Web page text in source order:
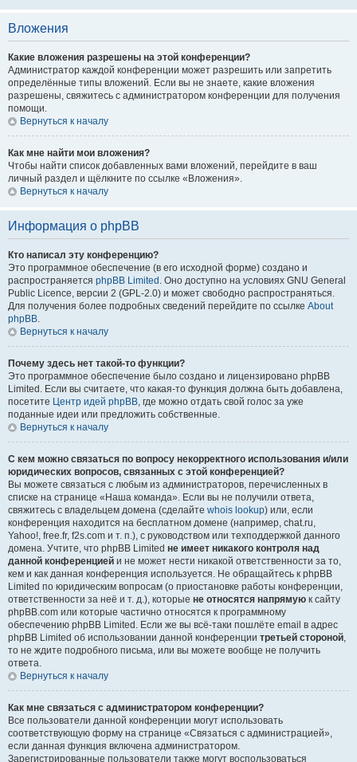
Вложения
Какие вложения разрешены на этой конференции?
Администратор каждой конференции может разрешить или запретить
определённые типы вложений. Если вы не знаете, какие вложения
разрешены, свяжитесь с администратором конференции для получения
помощи.
Вернуться к началу
Как мне найти мои вложения?
Чтобы найти список добавленных вами вложений, перейдите в ваш
личный раздел и щёлкните по ссылке «Вложения».
Вернуться к началу
Информация о phpBB
Кто написал эту конференцию?
Это программное обеспечение (в его исходной форме) создано и
распространяется phpBB Limited . Оно доступно на условиях GNU General
Public Licence, версии 2 (GPL-2.0) и может свободно распространяться.
Для получения более подробных сведений перейдите по ссылке About
phpBB.
Вернуться к началу
Почему здесь нет такой-то функции?
Это программное обеспечение было создано и лицензировано phpBB
Limited. Если вы считаете, что какая-то функция должна быть добавлена,
посетите Центр идей phpBB, где можно отдать свой голос за уже
поданные идеи или предложить собственные.
Вернуться к началу
С кем можно связаться по вопросу некорректного использования и/или
юридических вопросов, связанных с этой конференцией?
Вы можете связаться с любым из администраторов, перечисленных в
списке на странице «Наша команда». Если вы не получили ответа,
свяжитесь с владельцем домена (сделайте whois lookup) или, если
конференция находится на бесплатном домене (например, chat.ru,
Yahoo!, free.fr, f2s.com и т. п.), с руководством или техподдержкой данного
домена. Учтите, что phpBB Limited не имеет никакого контроля над
данной конференцией и не может нести никакой ответственности за то,
кем и как данная конференция используется. Не обращайтесь к phpBB
Limited по юридическим вопросам (о приостановке работы конференции,
ответственности за неё и т. д.), которые не относятся напрямую к сайту
phpBB.com или которые частично относятся к программному
обеспечению phpBB Limited. Если же вы всё-таки пошлёте email в адрес
phpBB Limited об использовании данной конференции третьей стороной,
то не ждите подробного письма, или вы можете вообще не получить
ответа.
Вернуться к началу
Как мне связаться с администратором конференции?
Все пользователи данной конференции могут использовать
соответствующую форму на странице «Связаться с администрацией»,
если данная функция включена администратором.
Зарегистрированные пользователи также могут воспользоваться